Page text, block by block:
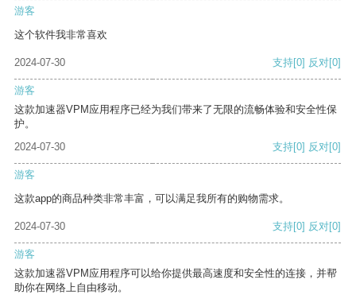
游客
这个软件我非常喜欢
2024-07-30 支持[0] 反对[0]
游客
这款加速器VPM应用程序已经为我们带来了无限的流畅体验和安全性保
护。
2024-07-30
支持[0] 反对[0]
游客
这款app的商品种类非常丰富，可以满足我所有的购物需求。
2024-07-30 支持[0] 反对[0]
游客
这款加速器VPM应用程序可以给你提供最高速度和安全性的连接，并帮
助你在网络上自由移动。